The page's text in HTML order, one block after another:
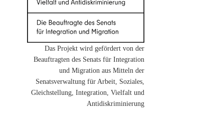
Das Projekt wird gefördert von der
Beauftragten des Senats für Integration
und Migration aus Mitteln der
Senatsverwaltung für Arbeit, Soziales,
Gleichstellung, Integration, Vielfalt und
Antidiskriminierung